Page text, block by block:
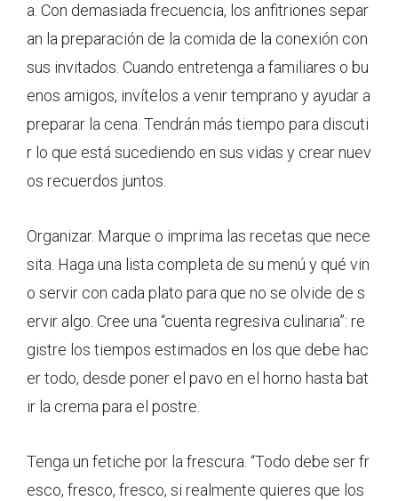
a. Con demasiada frecuencia, los anfitriones separ
an la preparación de la comida de la conexión con
sus invitados. Cuando entretenga a familiares o bu
enos amigos, invítelos a venir temprano y ayudar a
preparar la cena. Tendrán más tiempo para discuti
r lo que está sucediendo en sus vidas y crear nuev
os recuerdos juntos.
Organizar. Marque o imprima las recetas que nece
sita. Haga una lista completa de su menú y qué vin
o servir con cada plato para que no se olvide de s
ervir algo. Cree una “cuenta regresiva culinaria”: re
gistre los tiempos estimados en los que debe hac
er todo, desde poner el pavo en el horno hasta bat
ir la crema para el postre.
Tenga un fetiche por la frescura. “Todo debe ser fr
esco, fresco, fresco, si realmente quieres que los